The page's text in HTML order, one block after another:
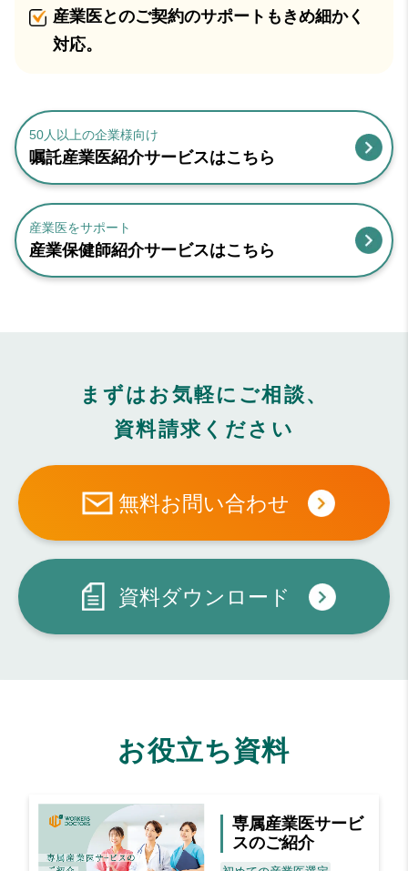
産業医とのご契約のサポートもきめ細かく
対応。
50人以上の企業様向け
嘱託産業医紹介サービスはこちら
産業医をサポート
産業保健師紹介サービスはこちら
まずはお気軽にご相談、
資料請求ください
無料お問い合わせ
資料ダウンロード
お役立ち資料
専属産業医サービ
スのご紹介